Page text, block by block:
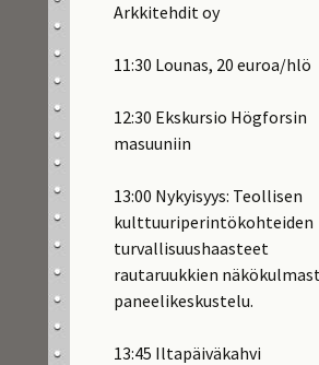
Arkkitehdit oy
11:30 Lounas, 20 euroa/hlö
12:30 Ekskursio Högforsin
masuuniin
13:00 Nykyisyys: Teollisen
kulttuuriperintökohteiden
turvallisuushaasteet
rautaruukkien
paneelikeskustelu.
13:45 Iltapäiväkahvi